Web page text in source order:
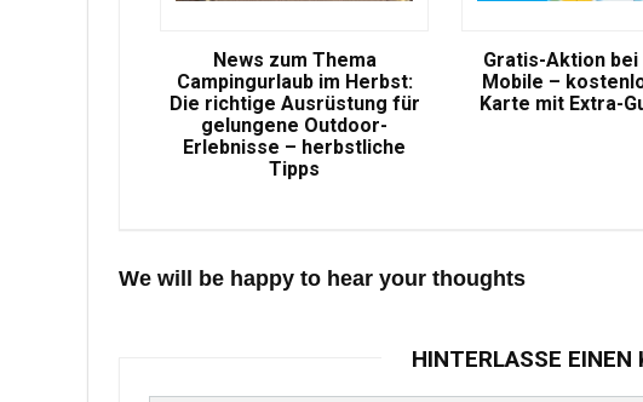
News zum Thema
Campingurlaub im Herbst:
Die richtige Ausrüstung für
gelungene Outdoor-
Erlebnisse – herbstliche
Tipps
Gratis-Aktion bei
Mobile –
Karte mit Extra-
We will be happy to hear your thoughts
HINTERLASSE EINEN